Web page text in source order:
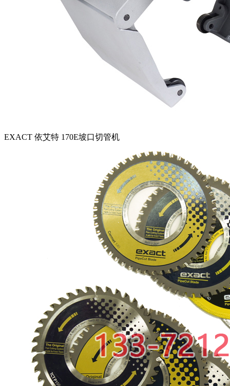
EXACT 依艾特 170E坡口切管机